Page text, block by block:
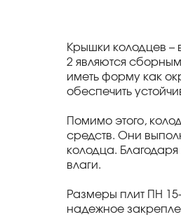
Крышки колодцев –
2 являются
иметь форму как
обеспечить
Помимо этого,
средств. Они
колодца.
влаги.
Размеры плит ПН
надежное